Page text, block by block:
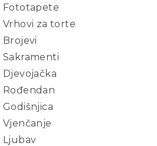
Fototapete
Vrhovi za torte
Brojevi
Sakramenti
Djevojačka
Rođendan
Godišnjica
Vjenčanje
Ljubav